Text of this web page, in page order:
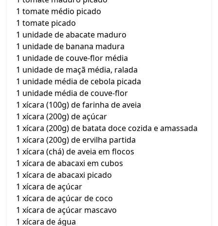
1 tomate médio picado
1 tomate picado
1 unidade de abacate maduro
1 unidade de banana madura
1 unidade de couve-flor média
1 unidade de maçã média, ralada
1 unidade média de cebola picada
1 unidade média de couve-flor
1 xícara (100g) de farinha de aveia
1 xícara (200g) de açúcar
1 xícara (200g) de batata doce cozida e amassada
1 xícara (200g) de ervilha partida
1 xícara (chá) de aveia em flocos
1 xícara de abacaxi em cubos
1 xícara de abacaxi picado
1 xícara de açúcar
1 xícara de açúcar de coco
1 xícara de açúcar mascavo
1 xícara de água